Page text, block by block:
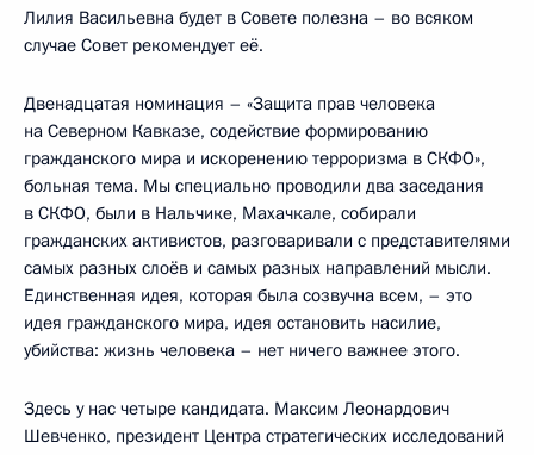
Лилия Васильевна будет в Совете полезна – во всяком
случае Совет рекомендует её.
Двенадцатая номинация – «Защита прав человека
на Северном Кавказе, содействие формированию
гражданского мира и искоренению терроризма в СКФО»,
больная тема. Мы специально проводили два заседания
в СКФО, были в Нальчике, Махачкале, собирали
гражданских активистов, разговаривали с представителями
самых разных слоёв и самых разных направлений мысли.
Единственная идея, которая была созвучна всем, – это
идея гражданского мира, идея остановить насилие,
убийства: жизнь человека – нет ничего важнее этого.
Здесь у нас четыре кандидата. Максим Леонардович
Шевченко, президент Центра стратегических исследований